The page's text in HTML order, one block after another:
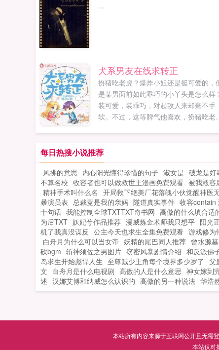
...
犬系男友在线求转正
扮猪吃老虎？爆炸小姐还是挺可爱的，
是某男面前如此乖巧的小丫头是怎么样
装可爱，装乖巧，对起敌人来却毫不手
软。不过，这等脾气他喜欢，扮猪吃老
好像越来越多，他越来越看不透了。他是
她的忠犬，她是他的心头肉。只是两人
牵绊是否能够如他所想的那样长久呢？
开收起...
每日热搜小说推荐
风拂的意思 内心阳光懂得珍惜的句子 淑女是 破龙是好
不算名校 收容者也可以做救世主漫画免费观看 被我毁容
精神手术叫什么名 开局救下绝美厂花落魄小伙觉醒神医
暴演员表 总裁竞是我的亲妈 隧道真实事件 收容contain
十句话 我能控制全球TXTTXT奇书网 高傲的什么填合适
为后TXT 妖妃兮作品推荐 漫威炼金术师我只想平 阳光
机了我真没谋反 公主今天也求生全集免费观看 游戏修为
白舟月为什么可以当女帝 妖精的尾巴同人推荐 曾水源
砍bgm 斩神须佐之男图片 窃密风暴剧情介绍 和反派佛
岛求生开始彪悍人生 至尊贼少主角每个境界多少岁了 父
文 白舟月是什么电视剧 高傲的人是什么意思 神女嫁到
述 汉娜艾博和纳威怎么认识的 高傲的另一种说法 华浩
本站所有内容来源于互联网公开且无需
本站仅对